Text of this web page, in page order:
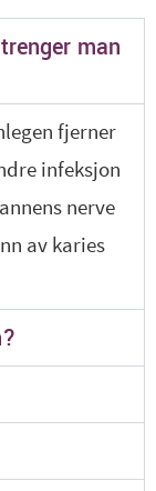
man
fjerner
infeksjon
nerve
av karies